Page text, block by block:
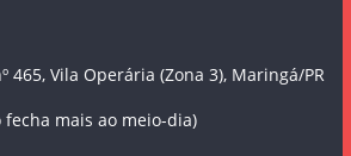
465, Vila Operária (Zona 3), Maringá/PR
fecha mais ao meio-dia)